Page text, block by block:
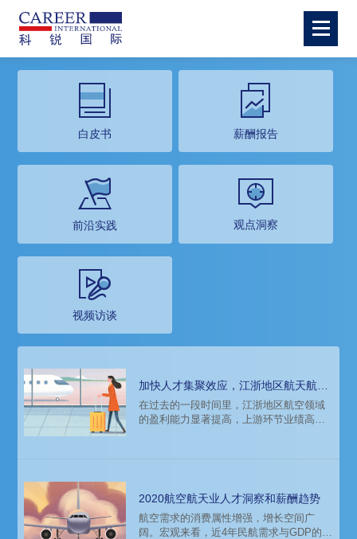
白皮书 薪酬报告
前沿实践 观点洞察
视频访谈
加快人才集聚效应，江浙地区航天航空
人才薪酬报告
在过去的一段时间里，江浙地区航空领域
的盈利能力显著提高，上游环节业绩高增
究中心连续第十年权威发布薪酬报告，本
文带来薪酬报告中江浙地区航空航天行业
的人才市场洞察与薪酬趋势分析。
2020航空航天业人才洞察和薪酬趋势
航空需求的消费属性增强，增长空间广
阔。宏观来看，近4年民航需求与GDP的弹